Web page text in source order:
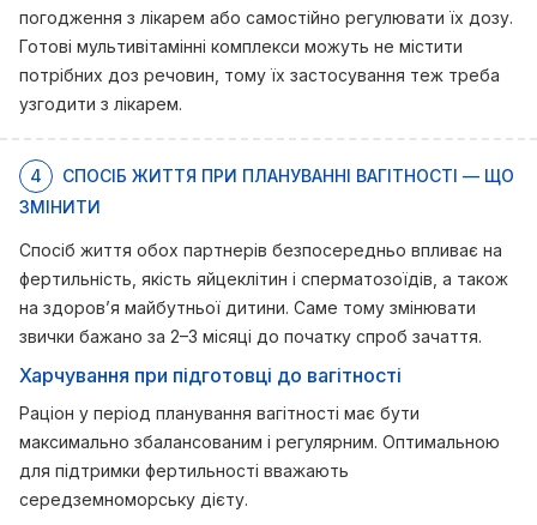
погодження з лікарем або самостійно регулювати їх дозу.
Готові мультивітамінні комплекси можуть не містити
потрібних доз речовин, тому їх застосування теж треба
узгодити з лікарем.
4
СПОСІБ ЖИТТЯ ПРИ ПЛАНУВАННІ ВАГІТНОСТІ — ЩО
ЗМІНИТИ
Спосіб життя обох партнерів безпосередньо впливає на
фертильність, якість яйцеклітин і сперматозоїдів, а також
на здоров’я майбутньої дитини. Саме тому змінювати
звички бажано за 2–3 місяці до початку спроб зачаття.
Харчування при підготовці до вагітності
Раціон у період планування вагітності має бути
максимально збалансованим і регулярним. Оптимальною
для підтримки фертильності вважають
середземноморську дієту.